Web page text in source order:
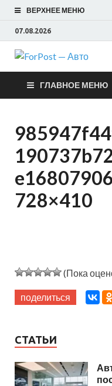
ВЕРХНЕЕ МЕНЮ
07.08.2026
ГЛАВНОЕ МЕНЮ
728×410
(Пока
поделиться
СТАТЬИ